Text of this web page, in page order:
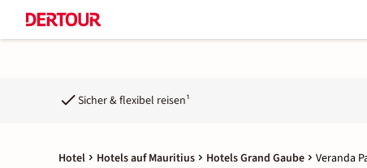
Sicher & flexibel reisen¹
Hotel Hotels auf Mauritius Hotels Grand Gaube Veranda